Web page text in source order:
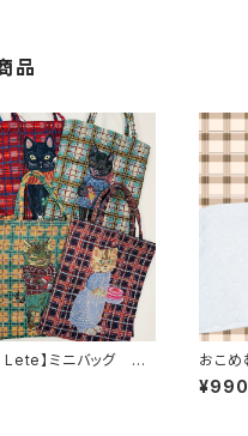
品
Lete】ミニバッグ チ
おこめ
¥990